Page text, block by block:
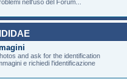
nell'uso del Forum...
and ask for the identification
e richiedi l'identificazione